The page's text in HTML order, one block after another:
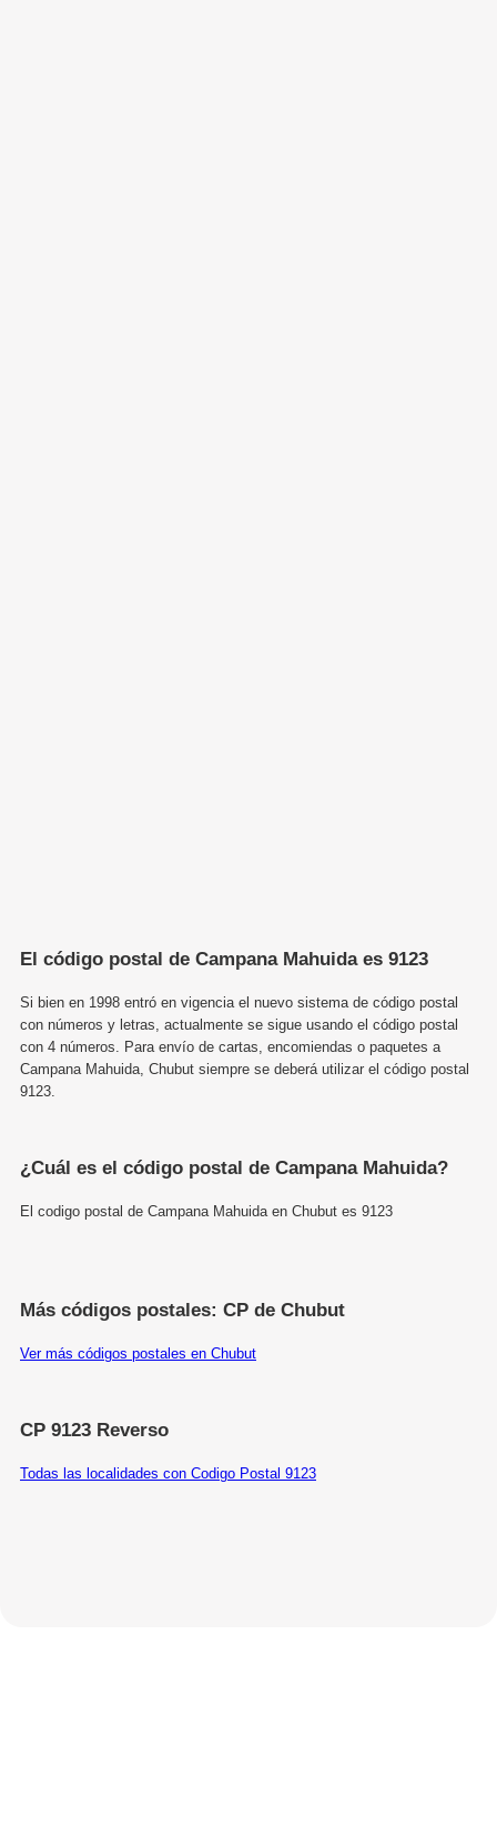
El código postal de Campana Mahuida es 9123
Si bien en 1998 entró en vigencia el nuevo sistema de código postal
con números y letras, actualmente se sigue usando el código postal
con 4 números. Para envío de cartas, encomiendas o paquetes a
Campana Mahuida, Chubut siempre se deberá utilizar el código postal
9123.
¿Cuál es el código postal de Campana Mahuida?
El codigo postal de Campana Mahuida en Chubut es 9123
Más códigos postales: CP de Chubut
Ver más códigos postales en Chubut
CP 9123 Reverso
Todas las localidades con Codigo Postal 9123